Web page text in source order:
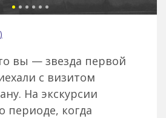
вы — звезда первой
с визитом
На экскурсии
периоде, когда